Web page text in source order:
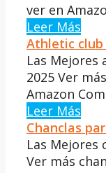
ver en
Leer Más
Athletic
Las Mejores
2025 Ver
Amazon
Leer Más
Chanclas
Las Mejores
Ver más